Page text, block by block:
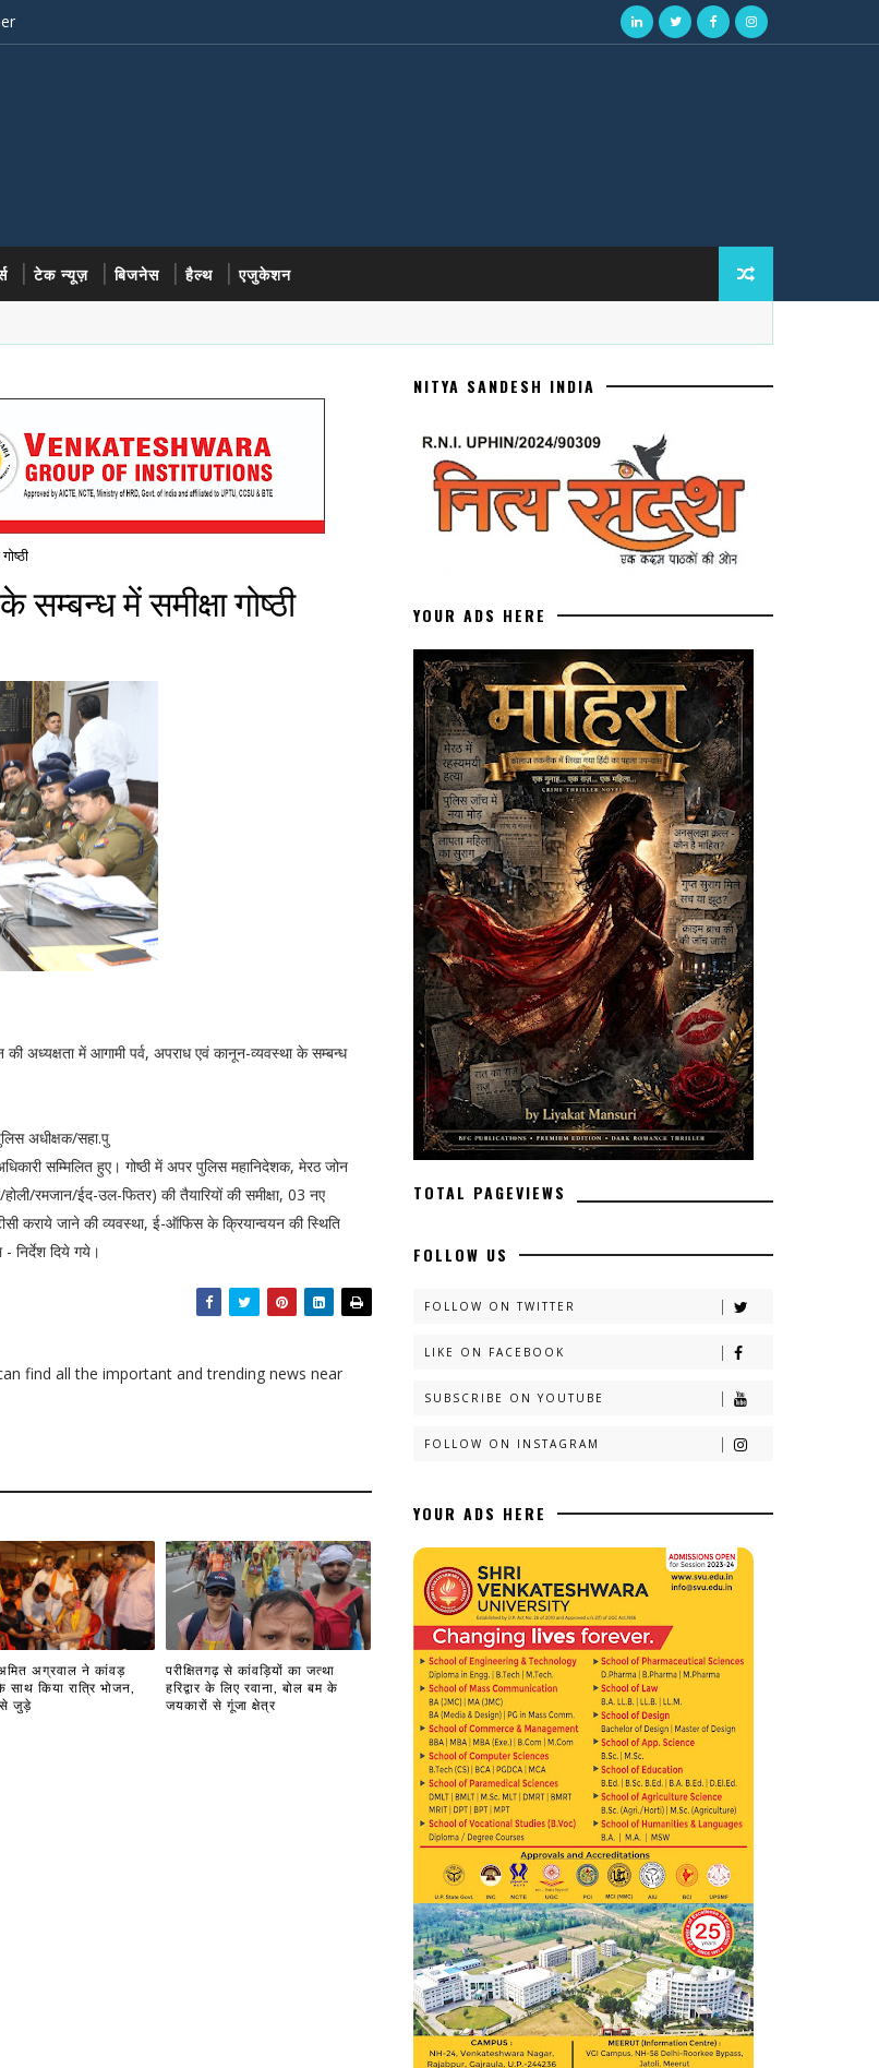
टेक न्यूज़ बिजनेस हैल्थ एजुकेशन
में समीक्षा गोष्ठी
अध्यक्षता में आगामी पर्व, अपराध एवं कानून-व्यवस्था के सम्बन्ध
अधीक्षक/सहा.पु
सम्मिलित हुए। गोष्ठी में अपर पुलिस महानिदेशक, मेरठ जोन
होली/रमजान/ईद-उल-फितर) की तैयारियों की समीक्षा, 03 नए
कराये जाने की व्यवस्था, ई-ऑफिस के क्रियान्वयन की स्थिति
निर्देश दिये गये।
find all the important and trending news near
अग्रवाल ने कांवड़
साथ किया रात्रि भोजन,
से जुड़े
परीक्षितगढ़ से कांवड़ियों का जत्था
हरिद्वार के लिए रवाना, बोल बम के
जयकारों से गूंजा क्षेत्र
NITYA SANDESH INDIA
YOUR ADS HERE
TOTAL PAGEVIEWS
FOLLOW US
FOLLOW ON TWITTER
LIKE ON FACEBOOK
SUBSCRIBE ON YOUTUBE
FOLLOW ON INSTAGRAM
YOUR ADS HERE